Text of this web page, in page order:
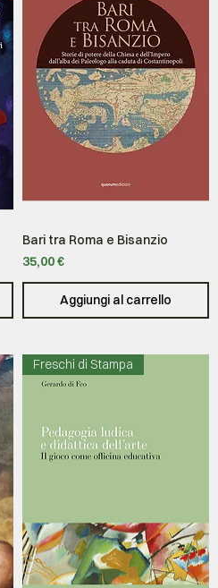
Bari tra Roma e Bisanzio
Prezzo
35,00 €
Aggiungi al carrello
Freschi di Stampa